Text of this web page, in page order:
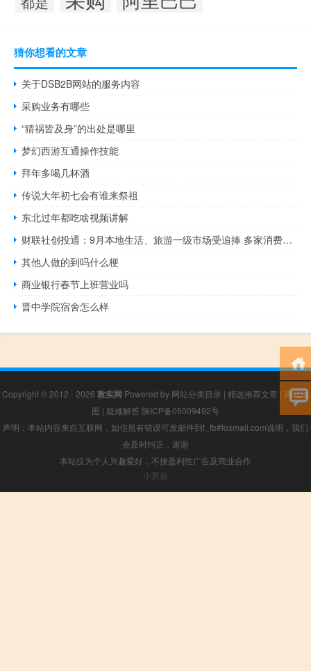
猜你想看的文章
关于DSB2B网站的服务内容
采购业务有哪些
“猜祸皆及身”的出处是哪里
梦幻西游互通操作技能
拜年多喝几杯酒
传说大年初七会有谁来祭祖
东北过年都吃啥视频讲解
财联社创投通：9月本地生活、旅游一级市场受追捧 多家消费品牌终止IPO
其他人做的到吗什么梗
商业银行春节上班营业吗
晋中学院宿舍怎么样
Copyright © 2012 - 2026 敦实网 Powered by 网站分类目录 | 精选推荐文章 | 网站地
图 | 疑难解答 陕ICP备05009492号
声明：本站内容来自互联网，如信息有错误可发邮件到f_fb#foxmail.com说明，我们
会及时纠正，谢谢
本站仅为个人兴趣爱好，不接盈利性广告及商业合作
小男孩